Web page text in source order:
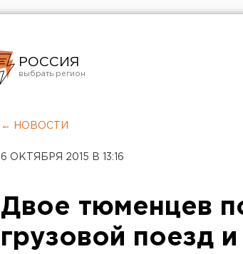
РОССИЯ
Челябинск
← НОВОСТИ
6 ОКТЯБРЯ 2015 В 13:16
Двое тюменцев
грузовой поезд